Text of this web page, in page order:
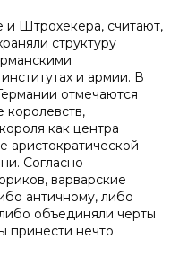
и Штрохекера, считают,
структуру
и армии. В
отмечаются
королевств,
как центра
аристократической
Согласно
варварские
античному, либо
объединяли черты
принести нечто